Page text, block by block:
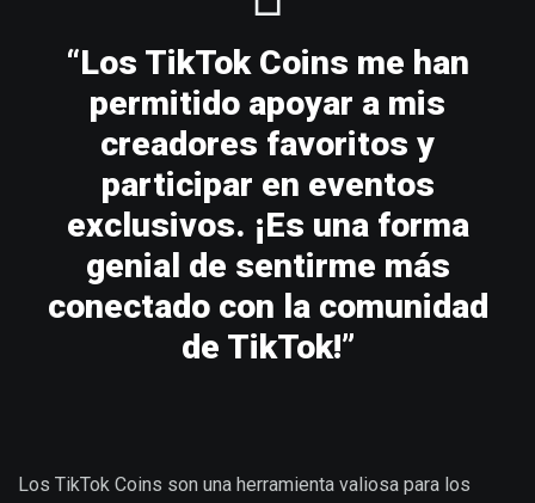
“Los TikTok Coins me han
permitido apoyar a mis
creadores favoritos y
participar en eventos
exclusivos. ¡Es una forma
genial de sentirme más
conectado con la comunidad
de TikTok!”
Los TikTok Coins son una herramienta valiosa para los